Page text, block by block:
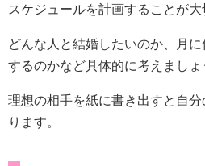
スケジュールを計画することが大
どんな人と結婚したいのか、月
するのかなど具体的に考えましょ
理想の相手を紙に書き出すと自
ります。